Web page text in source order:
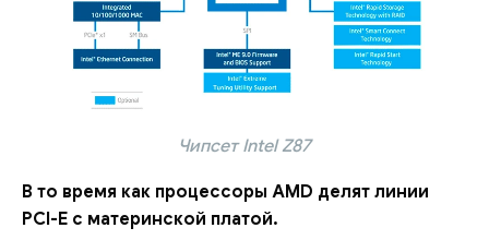
Чипсет Intel Z87
В то время как процессоры AMD делят линии
PCI-E с материнской платой.